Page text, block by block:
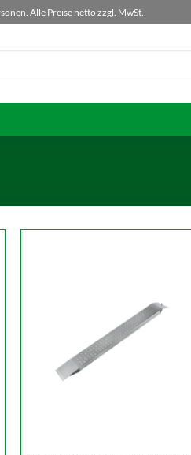
Alle Preise netto zzgl. MwSt.